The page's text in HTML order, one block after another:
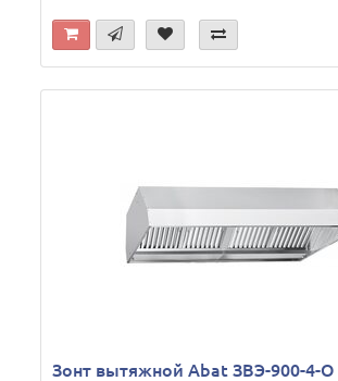
Зонт вытяжной Abat ЗВЭ-900-4-О